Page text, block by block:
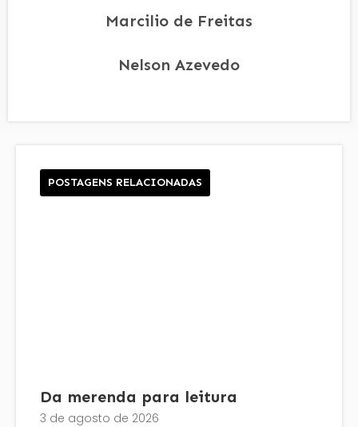
Marcilio de Freitas
Nelson Azevedo
POSTAGENS RELACIONADAS
Da merenda para leitura
3 de agosto de 2026